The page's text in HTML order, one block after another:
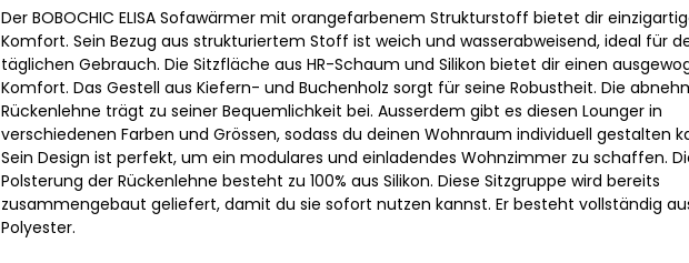
Der BOBOCHIC ELISA Sofawärmer mit orangefarbenem Strukturstoff bietet dir
Komfort. Sein Bezug aus strukturiertem Stoff ist weich und wasserabweisend, ideal für
täglichen Gebrauch. Die Sitzfläche aus HR-Schaum und Silikon bietet dir einen
Komfort. Das Gestell aus Kiefern- und Buchenholz sorgt für seine Robustheit. Die
Rückenlehne trägt zu seiner Bequemlichkeit bei. Ausserdem gibt es diesen Lounger in
verschiedenen Farben und Grössen, sodass du deinen Wohnraum individuell gestalten
Sein Design ist perfekt, um ein modulares und einladendes Wohnzimmer zu schaffen.
Polsterung der Rückenlehne besteht zu 100% aus Silikon. Diese Sitzgruppe wird bereits
zusammengebaut geliefert, damit du sie sofort nutzen kannst. Er besteht vollständig
Polyester.